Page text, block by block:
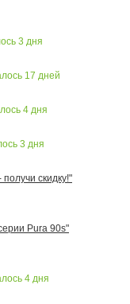
3 дня
17 дней
4 дня
3 дня
скидку!"
Pura 90s"
4 дня